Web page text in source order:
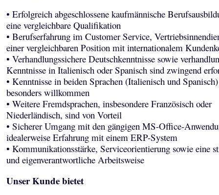
• Erfolgreich abgeschlossene kaufmännische
eine vergleichbare Qualifikation
• Berufserfahrung im Customer Service,
einer vergleichbaren Position mit internationalem
• Verhandlungssichere Deutschkenntnisse sowie
Kenntnisse in Italienisch oder Spanisch sind zwingend
• Kenntnisse in beiden Sprachen (Italienisch und
besonders willkommen
• Weitere Fremdsprachen, insbesondere Französisch oder
Niederländisch, sind von Vorteil
• Sicherer Umgang mit den gängigen MS-Office-
idealerweise Erfahrung mit einem ERP-System
• Kommunikationsstärke, Serviceorientierung sowie eine
und eigenverantwortliche Arbeitsweise
Unser Kunde bietet